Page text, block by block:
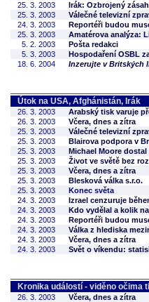
25. 3. 2003
Irák: Ozbrojený
25. 3. 2003
Válečné televizní
24. 3. 2003
Reportéři budou
25. 3. 2003
Amatérova analýza:
5. 2. 2003
Pošta redakci
5. 3. 2003
Hospodaření OSBL
18. 6. 2004
Inzerujte v Britských
Útok na USA, Afghánistán, Irák
26. 3. 2003
Arabský tisk varuje
26. 3. 2003
Včera, dnes a zítra
25. 3. 2003
Válečné televizní
25. 3. 2003
Blairova podpora v
25. 3. 2003
Michael Moore
25. 3. 2003
Život ve světě bez
25. 3. 2003
Včera, dnes a zítra
25. 3. 2003
Blesková válka s.r.o.
25. 3. 2003
Konec světa
24. 3. 2003
Izrael cenzuruje
24. 3. 2003
Kdo vydělal a kolik
24. 3. 2003
Reportéři budou
24. 3. 2003
Válka z hlediska
24. 3. 2003
Včera, dnes a zítra
24. 3. 2003
Svět o víkendu:
Kronika událostí - viděno očima
26. 3. 2003
Včera, dnes a zítra